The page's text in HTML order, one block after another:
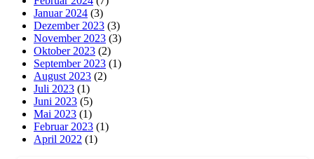
Januar 2024 (3)
Dezember 2023 (3)
November 2023 (3)
Oktober 2023 (2)
September 2023 (1)
August 2023 (2)
Juli 2023 (1)
Juni 2023 (5)
Mai 2023 (1)
Februar 2023 (1)
April 2022 (1)